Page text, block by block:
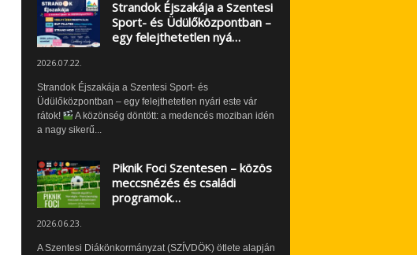
Strandok Éjszakája a Szentesi
Sport- és Üdülőközpontban –
egy felejthetetlen nyá…
2026.07.22.
Strandok Éjszakája a Szentesi Sport- és
Üdülőközpontban – egy felejthetetlen nyári este vár
rátok!
A közönség döntött: a medencés moziban idén
a nagy sikerű...
Piknik Foci Szentesen – közös
meccsnézés és családi
programok…
2026.06.23.
A Szentesi Diákönkormányzat (SZÍVDÖK) ötlete alapján